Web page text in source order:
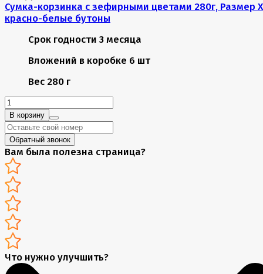
Сумка-корзинка с зефирными цветами 280г, Размер
красно-белые бутоны
Срок годности 3 месяца
Вложений в коробке 6 шт
Вес 280 г
В корзину
Обратный звонок
Вам была полезна страница?
Что нужно улучшить?